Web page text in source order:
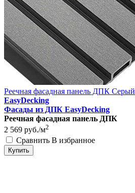
Реечная фасадная панель ДПК Серый
EasyDecking
Фасады из ДПК EasyDecking
Реечная фасадная панель ДПК
2 569 руб./м2
Сравнить В избранное
Купить